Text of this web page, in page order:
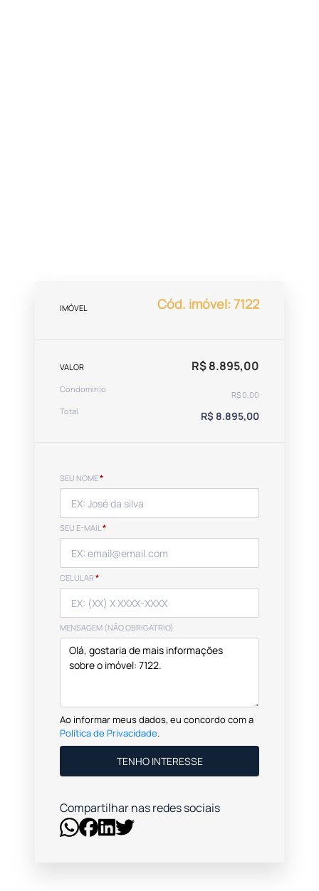
IMÓVEL Cód. imóvel: 7122
VALOR R$ 8.895,00
Condomínio
R$ 0,00
Total
R$ 8.895,00
SEU NOME*
SEU E-MAIL*
CELULAR *
MENSAGEM (NÃO OBRIGATRIO)
Ao informar meus dados, eu concordo com a
Política de Privacidade.
TENHO INTERESSE
Compartilhar nas redes sociais